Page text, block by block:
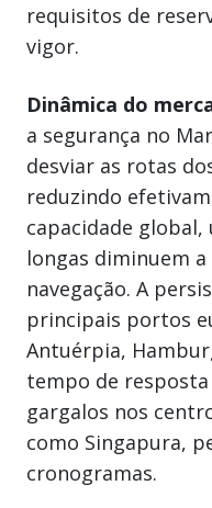
requisitos de
vigor.
Dinâmica do
a segurança no
desviar as rotas
reduzindo
capacidade global,
longas diminuem
navegação. A
principais portos
Antuérpia,
tempo de
gargalos nos
como Singapura,
cronogramas.